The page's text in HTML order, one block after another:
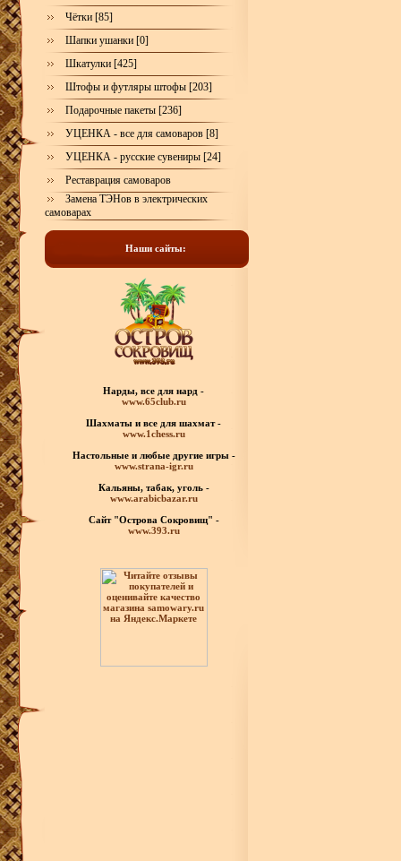
Чётки [85]
Шапки ушанки [0]
Шкатулки [425]
Штофы и футляры штофы [203]
Подарочные пакеты [236]
УЦЕНКА - все для самоваров [8]
УЦЕНКА - русские сувениры [24]
Реставрация самоваров
Замена ТЭНов в электрических
самоварах
Наши сайты:
Нарды, все для нард -
www.65club.ru
Шахматы и все для шахмат -
www.1chess.ru
Настольные и любые другие игры -
www.strana-igr.ru
Кальяны, табак, уголь -
www.arabicbazar.ru
Сайт "Острова Сокровищ" -
www.393.ru